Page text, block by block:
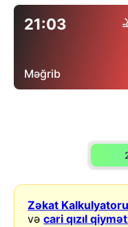
21:03
Məğrib
Zəkat Kalkulyatoru
vəcari qızıl